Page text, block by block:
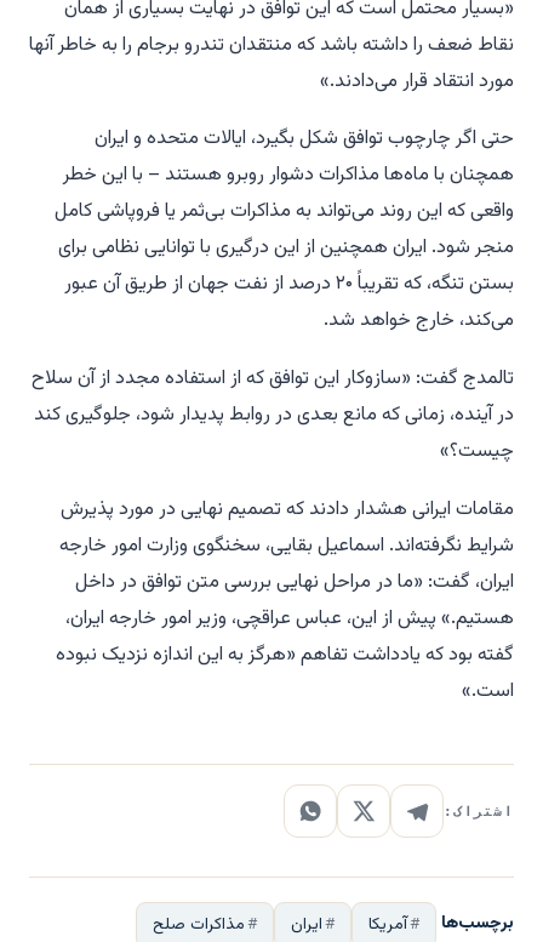
«بسیار محتمل است که این توافق در نهایت بسیاری از همان
نقاط ضعف را داشته باشد که منتقدان تندرو برجام را به خاطر آنها
مورد انتقاد قرار می‌دادند.»
حتی اگر چارچوب توافق شکل بگیرد، ایالات متحده و ایران
همچنان با ماه‌ها مذاکرات دشوار روبرو هستند – با این خطر
واقعی که این روند می‌تواند به مذاکرات بی‌ثمر یا فروپاشی کامل
منجر شود. ایران همچنین از این درگیری با توانایی نظامی برای
بستن تنگه، که تقریباً ۲۰ درصد از نفت جهان از طریق آن عبور
می‌کند، خارج خواهد شد.
تالمدج گفت: «سازوکار این توافق که از استفاده مجدد از آن سلاح
در آینده، زمانی که مانع بعدی در روابط پدیدار شود، جلوگیری کند
چیست؟»
مقامات ایرانی هشدار دادند که تصمیم نهایی در مورد پذیرش
شرایط نگرفته‌اند. اسماعیل بقایی، سخنگوی وزارت امور خارجه
ایران، گفت: «ما در مراحل نهایی بررسی متن توافق در داخل
هستیم.» پیش از این، عباس عراقچی، وزیر امور خارجه ایران،
گفته بود که یادداشت تفاهم «هرگز به این اندازه نزدیک نبوده
است.»
اشتراک:
برچسب‌ها آمریکا ایران
مذاکرات صلح